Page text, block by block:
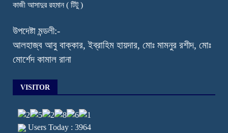
কাজী আসাদুর রহমান ( টিটু )
উপদেষ্টা মন্ডলী:-
আলহাজ্ব আবু বাক্কার, ইব্রাহিম হায়দার, মোঃ মামনুর রশীদ, মোঃ
মোর্শেদ কামাল রানা
VISITOR
Users Today : 3964